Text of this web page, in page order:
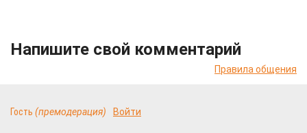
Напишите свой комментарий
Правила общения
Гость (премодерация) Войти